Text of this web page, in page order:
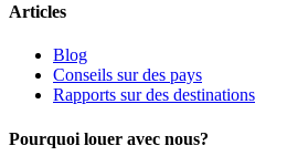
Articles
Blog
Conseils sur des pays
Rapports sur des destinations
Pourquoi louer avec nous?